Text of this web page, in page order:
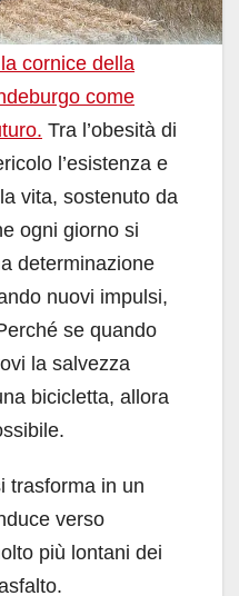
cornice della
come
Tra l’obesità di
l’esistenza e
vita, sostenuto da
ogni giorno si
determinazione
nuovi impulsi,
se quando
la salvezza
bicicletta, allora
trasforma in un
verso
più lontani dei